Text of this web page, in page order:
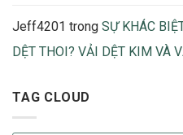
Jeff4201 trong SỰ KHÁC
DỆT THOI? VẢI DỆT KIM VÀ
TAG CLOUD